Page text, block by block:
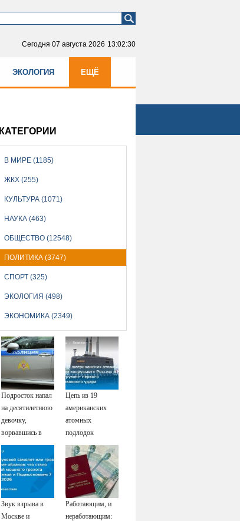
Сегодня 07 августа 2026 13:02:30
ЭКОЛОГИЯ ЕЩЁ
КАТЕГОРИИ
В МИРЕ (1185)
ЖКХ (255)
КУЛЬТУРА (1071)
НАУКА (463)
ОБЩЕСТВО (12548)
ПОЛИТИКА (3747)
СПОРТ (325)
ЭКОЛОГИЯ (498)
ЭКОНОМИКА (2349)
Подросток напал
на десятилетнюю
девочку,
ворвавшись в
квартиру
Цепь из 19
американских
атомных
подлодок
«окружает»
Россию и Китай:
это инструмент
первого
массированного
удара
Звук взрыва в
Москве и
Работающим, и
неработающим: